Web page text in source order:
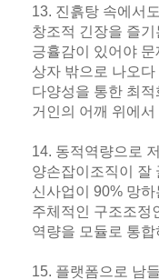
13. 진흙탕 속에서
창조적 긴장을 즐
긍휼감이 있어야
상자 밖으로 나오다
다양성을 통한 최적
거인의 어깨 위에서
14. 동적역량으로
양손잡이조직이 잘
신사업이 90% 망하
주체적인 구조조정
역량을 모듈로 통합
15. 플랫폼으로 남